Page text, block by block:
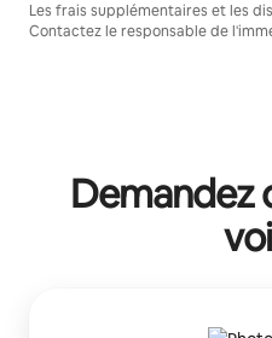
Les frais supplémentaires et les
Contactez le responsable de
Demandez